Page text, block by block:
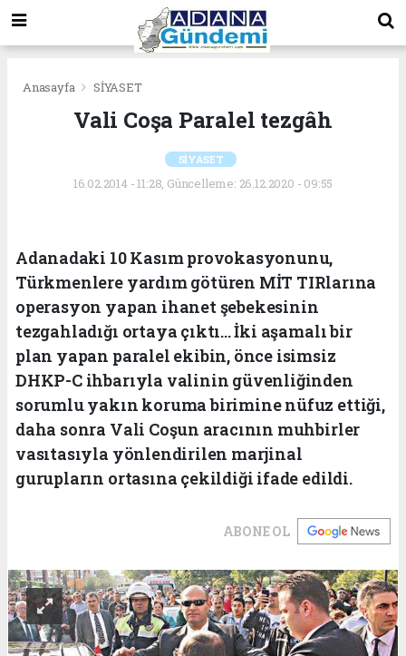
Anasayfa SİYASET
Vali Coşa Paralel tezgâh
SİYASET
16.02.2014 - 11:28, Güncelleme: 26.12.2020 - 09:55
Adanadaki 10 Kasım provokasyonunu,
Türkmenlere yardım götüren MİT TIRlarına
operasyon yapan ihanet şebekesinin
tezgahladığı ortaya çıktı... İki aşamalı bir
plan yapan paralel ekibin, önce isimsiz
DHKP-C ihbarıyla valinin güvenliğinden
sorumlu yakın koruma birimine nüfuz ettiği,
daha sonra Vali Coşun aracının muhbirler
vasıtasıyla yönlendirilen marjinal
gurupların ortasına çekildiği ifade edildi.
ABONE OL